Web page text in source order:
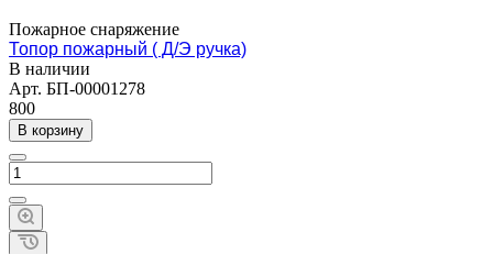
Пожарное снаряжение
Топор пожарный ( Д/Э ручка)
В наличии
Арт. БП-00001278
800
В корзину